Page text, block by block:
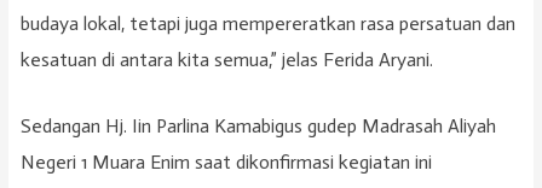
budaya lokal, tetapi juga mempereratkan rasa persatuan dan
kesatuan di antara kita semua,” jelas Ferida Aryani.
Sedangan Hj. Iin Parlina Kamabigus gudep Madrasah Aliyah
Negeri 1 Muara Enim saat dikonfirmasi kegiatan ini